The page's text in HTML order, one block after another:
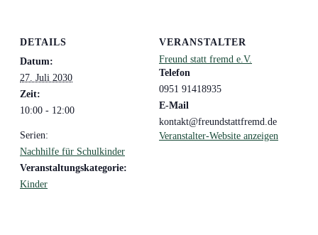
DETAILS
Datum:
27. Juli 2030
Zeit:
10:00 - 12:00
Serien:
Nachhilfe für Schulkinder
Veranstaltungskategorie:
Kinder
VERANSTALTER
Freund statt fremd e.V.
Telefon
0951 91418935
E-Mail
kontakt@freundstattfremd.de
Veranstalter-Website anzeigen